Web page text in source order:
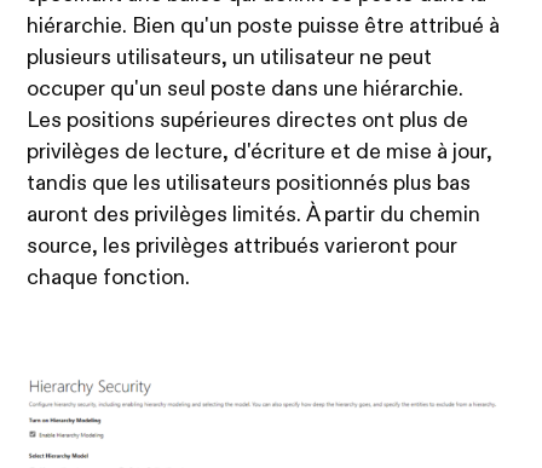
hiérarchie. Bien qu'un poste puisse être attribué à
plusieurs utilisateurs, un utilisateur ne peut
occuper qu'un seul poste dans une hiérarchie.
Les positions supérieures directes ont plus de
privilèges de lecture, d'écriture et de mise à jour,
tandis que les utilisateurs positionnés plus bas
auront des privilèges limités. À partir du chemin
source, les privilèges attribués varieront pour
chaque fonction.